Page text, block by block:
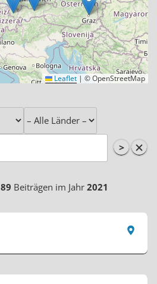
Leaflet | © OpenStreetMap
>
89 Beiträgen im Jahr 2021